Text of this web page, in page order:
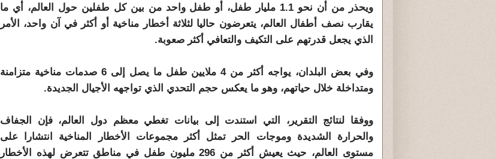
ويحذر من أن نحو 1.1 مليار طفل، أو طفل واحد من بين كل طفلين حول العالم، أي ما
يقارب نصف أطفال العالم، يتعرضون حاليا لثلاثة أخطار مناخية أو أكثر في آن واحد، الأمر
الذي يجعل قدرتهم على التكيف والتعافي أكثر صعوبة.
وفي بعض البلدان، يواجه أكثر من 4 ملايين طفل ما يصل إلى 6 صدمات مناخية متزامنة
ومتداخلة خلال حياتهم، وهو ما يعكس حجم التحدي الذي تواجهه الأجيال الجديدة.
ووفقا لنتائج التقرير، التي استندت إلى بيانات تغطي معظم دول العالم، فإن الجفاف
والحرارة الشديدة وموجات الحر تمثل أكثر مجموعات الأخطار المناخية انتشارا على
مستوى العالم، حيث يعيش أكثر من 296 مليون طفل في مناطق تتعرض لهذه الأخطار